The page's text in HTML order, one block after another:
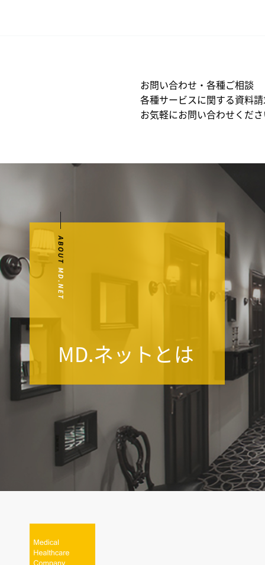
お問い合わせ・各種ご相談
各種サービスに関する資料
お気軽にお問い合わせくだ
MD.ネットとは